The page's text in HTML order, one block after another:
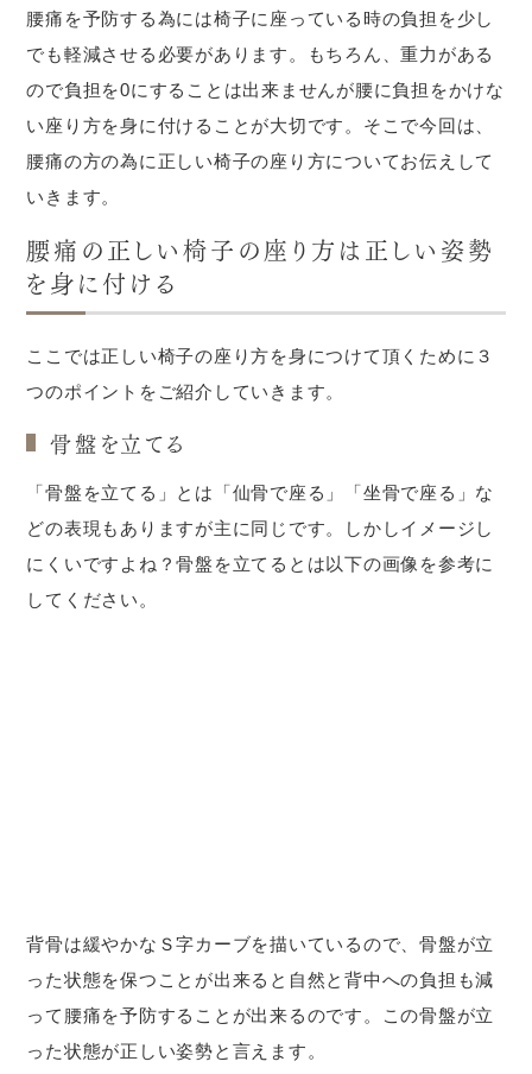
腰痛を予防する為には椅子に座っている時の負担を少し
でも軽減させる必要があります。もちろん、重力がある
ので負担を0にすることは出来ませんが腰に負担をかけな
い座り方を身に付けることが大切です。そこで今回は、
腰痛の方の為に正しい椅子の座り方についてお伝えして
いきます。
腰痛の正しい椅子の座り方は正しい姿勢
を身に付ける
ここでは正しい椅子の座り方を身につけて頂くために３
つのポイントをご紹介していきます。
骨盤を立てる
「骨盤を立てる」とは「仙骨で座る」「坐骨で座る」な
どの表現もありますが主に同じです。しかしイメージし
にくいですよね？骨盤を立てるとは以下の画像を参考に
してください。
背骨は緩やかなＳ字カーブを描いているので、骨盤が立
った状態を保つことが出来ると自然と背中への負担も減
って腰痛を予防することが出来るのです。この骨盤が立
った状態が正しい姿勢と言えます。